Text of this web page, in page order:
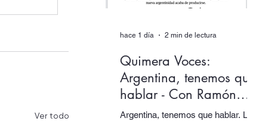
Ver todo
Quimera Voces:
Argentina, tenemos que
hablar - Con Ramón
Starc.
Argentina, tenemos que hablar. Los
hace 1 día 2 min de lectura